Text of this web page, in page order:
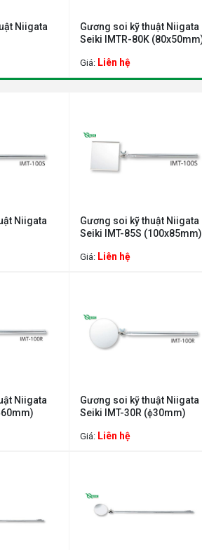
Niigata
Gương soi kỹ thuật Niigata
Seiki IMTR-80K (80x50mm)
Giá:Liên hệ
Niigata
Gương soi kỹ thuật Niigata
Seiki IMT-85S (100x85mm)
Giá: Liên hệ
Niigata
Gương soi kỹ thuật Niigata
Seiki IMT-30R (ɸ30mm)
Giá: Liên hệ